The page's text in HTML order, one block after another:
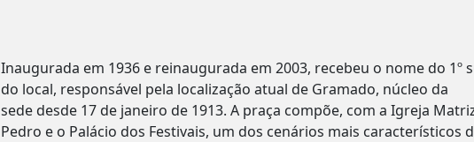
Inaugurada em 1936 e reinaugurada em 2003, recebeu o nome do 1º
do local, responsável pela localização atual de Gramado, núcleo da
sede desde 17 de janeiro de 1913. A praça compõe, com a Igreja
Pedro e o Palácio dos Festivais, um dos cenários mais característicos